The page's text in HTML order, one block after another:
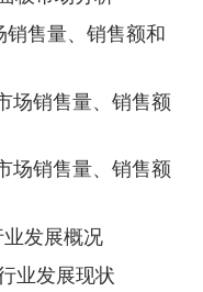
销售量、销售额和
场销售量、销售额
场销售量、销售额
发展概况
业发展现状